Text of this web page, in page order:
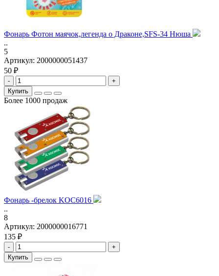
Фонарь Фотон маячок,легенда о Драконе,SFS-34 Нюша
..
5
Артикул: 2000000051437
50 ₽
-
+
Купить
Более 1000 продаж
Фонарь -брелок KOC6016
..
8
Артикул: 2000000016771
135 ₽
-
+
Купить